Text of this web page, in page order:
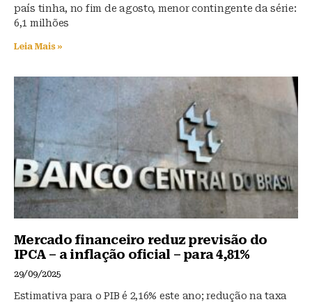
país tinha, no fim de agosto, menor contingente da série:
6,1 milhões
Leia Mais »
Mercado financeiro reduz previsão do
IPCA – a inflação oficial – para 4,81%
29/09/2025
Estimativa para o PIB é 2,16% este ano; redução na taxa